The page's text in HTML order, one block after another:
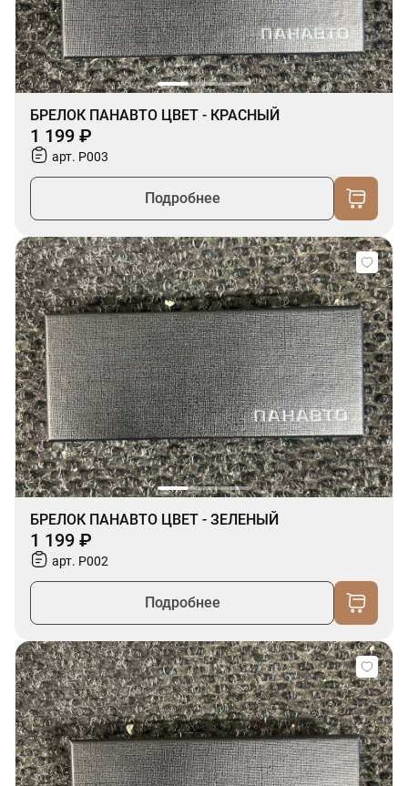
БРЕЛОК ПАНАВТО ЦВЕТ - КРАСНЫЙ
1 199 ₽
арт. P003
Подробнее
БРЕЛОК ПАНАВТО ЦВЕТ - ЗЕЛЕНЫЙ
1 199 ₽
арт. P002
Подробнее